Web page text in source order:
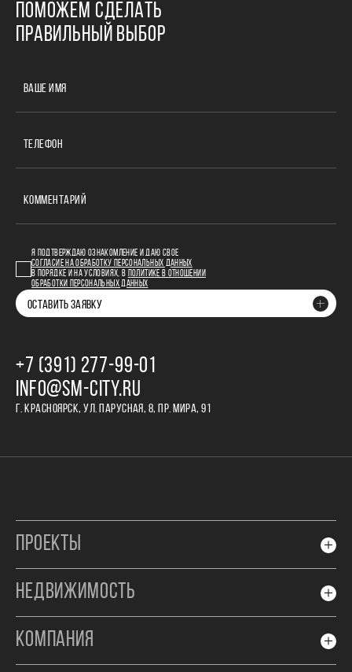
ПОМОЖЕМ СДЕЛАТЬ
ПРАВИЛЬНЫЙ ВЫБОР
ВАШЕ ИМЯ
ТЕЛЕФОН
КОММЕНТАРИЙ
Я ПОДТВЕРЖДАЮ ОЗНАКОМЛЕНИЕ И ДАЮ СВОЕ
СОГЛАСИЕ НА ОБРАБОТКУ ПЕРСОНАЛЬНЫХ ДАННЫХ
В ПОРЯДКЕ И НА УСЛОВИЯХ, В
ПОЛИТИКЕ В ОТНОШЕНИИ
ОБРАБОТКИ ПЕРСОНАЛЬНЫХ ДАННЫХ
ОСТАВИТЬ ЗАЯВКУ
+7 (391) 277‒99‒01
INFO@SM-CITY.RU
Г. КРАСНОЯРСК, УЛ. ПАРУСНАЯ, 8, ПР. МИРА, 91
ПРОЕКТЫ
НЕДВИЖИМОСТЬ
КОМПАНИЯ